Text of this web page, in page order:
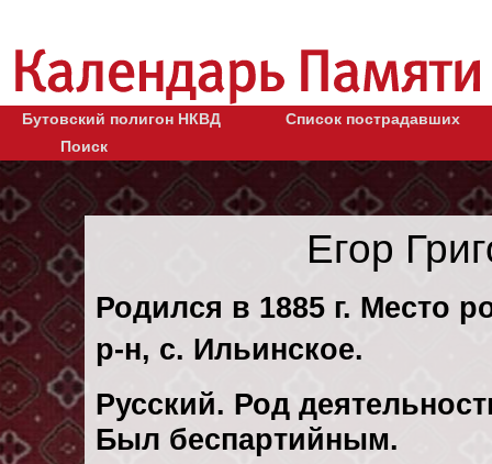
Бутовский полигон НКВД
Список пострадавших
Поиск
Егор
Родился в 1885 г. Место
р-н, с. Ильинское.
Русский. Род
Был беспартийным.